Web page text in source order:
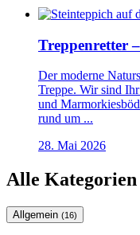
Treppenretter
Der moderne
Treppe. Wir sind
und
rund um ...
28. Mai 2026
Alle
Allgemein (16)